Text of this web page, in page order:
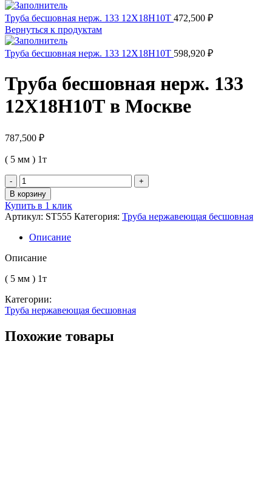
Труба бесшовная нерж. 133 12Х18Н10Т 472,500 ₽
Вернуться к продуктам
Труба бесшовная нерж. 133 12Х18Н10Т 598,920 ₽
Труба бесшовная нерж. 133
12Х18Н10Т в Москве
787,500 ₽
( 5 мм ) 1т
Количество
товара
Труба
бесшовная
нерж.
133
12Х18Н10Т
В корзину
Купить в 1 клик
Артикул: ST555 Категория: Труба нержавеющая бесшовная
Описание
Описание
( 5 мм ) 1т
Категории:
Труба нержавеющая бесшовная
Похожие товары